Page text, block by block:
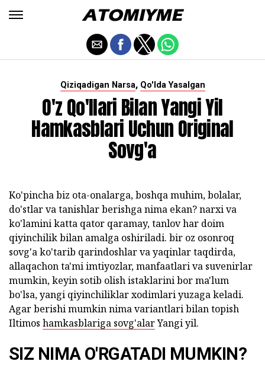
Qiziqadigan Narsa, Qo'lda Yasalgan
O'z Qo'llari Bilan Yangi Yil
Hamkasblari Uchun Original
Sovg'a
Ko'pincha biz ota-onalarga, boshqa muhim, bolalar,
do'stlar va tanishlar berishga nima ekan? narxi va
ko'lamini katta qator qaramay, tanlov har doim
qiyinchilik bilan amalga oshiriladi. bir oz osonroq
sovg'a ko'tarib qarindoshlar va yaqinlar taqdirda,
allaqachon ta'mi imtiyozlar, manfaatlari va suvenirlar
mumkin, keyin sotib olish istaklarini bor ma'lum
bo'lsa, yangi qiyinchiliklar xodimlari yuzaga keladi.
Agar berishi mumkin nima variantlari bilan topish
Iltimos hamkasblariga sovg'alarYangi yil.
SIZ NIMA O'RGATADI MUMKIN?